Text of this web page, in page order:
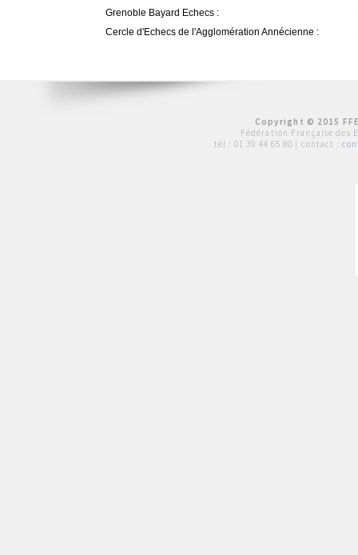
Grenoble Bayard Echecs :
Cercle d'Echecs de l'Agglomération Annécienne :
Copyright © 2015
Fédération Française des
tél : 01 39 44 65 80 | contact :